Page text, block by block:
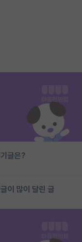
글은?
이 많이 달린 글